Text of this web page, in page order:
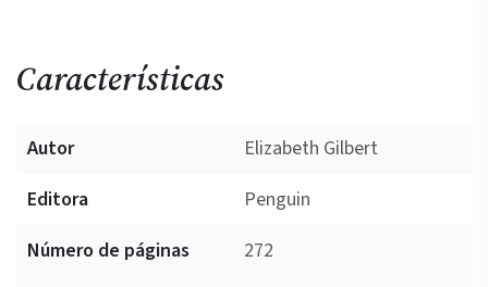
Características
Autor
Elizabeth Gilbert
Editora
Penguin
Número de páginas
272